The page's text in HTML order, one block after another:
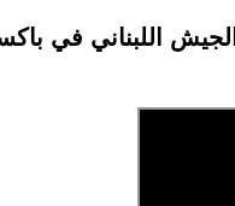
اللبناني في